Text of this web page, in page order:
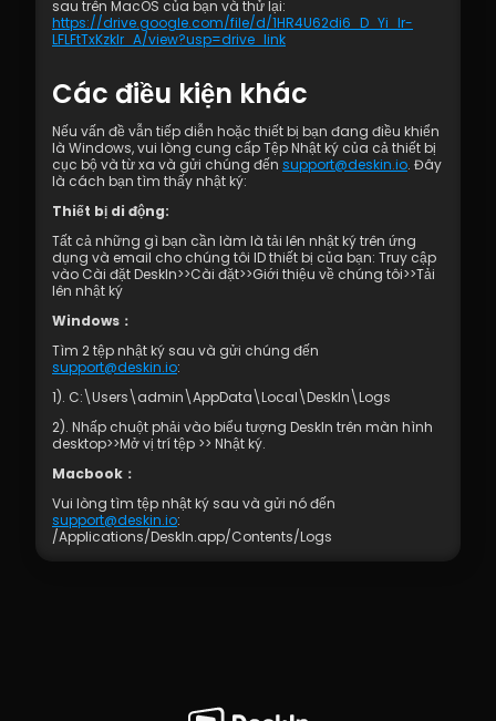
https://drive.google.com/file/d/1HR4U62di6_D_Yi_lr-
LFLFtTxKzkIr_A/view?usp=drive_link
Các điều kiện khác
Nếu vấn đề vẫn tiếp diễn hoặc thiết bị bạn đang điều khiển
là Windows, vui lòng cung cấp Tệp Nhật ký của cả thiết bị
cục bộ và từ xa và gửi chúng đến support@deskin.io. Đây
là cách bạn tìm thấy nhật ký:
Thiết bị di động:
Tất cả những gì bạn cần làm là tải lên nhật ký trên ứng
dụng và email cho chúng tôi ID thiết bị của bạn: Truy cập
vào Cài đặt DeskIn>>Cài đặt>>Giới thiệu về chúng tôi>>Tải
lên nhật ký
Windows：
support@deskin.io:
1). C:\Users\admin\AppData\Local\DeskIn\Logs
2). Nhấp chuột phải vào biểu tượng DeskIn trên màn hình
desktop>>Mở vị trí tệp >> Nhật ký.
Macbook：
support@deskin.io:
/Applications/Deskln.app/Contents/Logs